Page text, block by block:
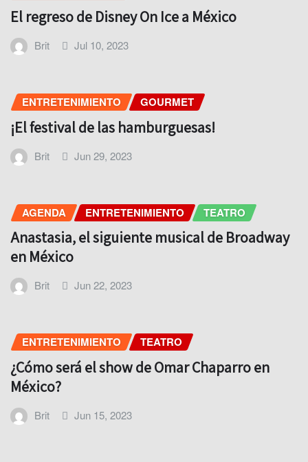
El regreso de Disney On Ice a México
Brit Jul 10, 2023
ENTRETENIMIENTO GOURMET
¡El festival de las hamburguesas!
Brit Jun 29, 2023
AGENDA ENTRETENIMIENTO TEATRO
Anastasia, el siguiente musical de Broadway
en México
Brit Jun 22, 2023
ENTRETENIMIENTO TEATRO
¿Cómo será el show de Omar Chaparro en
México?
Brit Jun 15, 2023